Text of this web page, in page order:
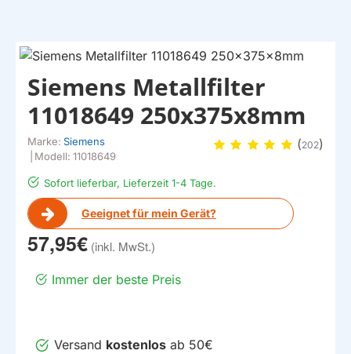
Sofort lieferbar, Lieferzeit 1-4 Tage.
Geeignet für mein Gerät?
Siemens Metallfilter
11018649 250x375x8mm
Marke: Siemens
Modell: 11018649
(202)
57,95€
Immer der beste Preis
Versand kostenlos ab 50€